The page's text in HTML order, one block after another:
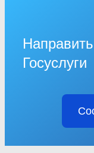
Госуслуги